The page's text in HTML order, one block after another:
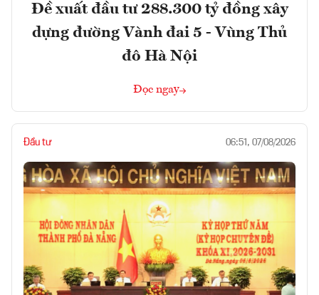
Đề xuất đầu tư 288.300 tỷ đồng xây
dựng đường Vành đai 5 - Vùng Thủ
đô Hà Nội
Đọc ngay
Đầu tư 06:51, 07/08/2026